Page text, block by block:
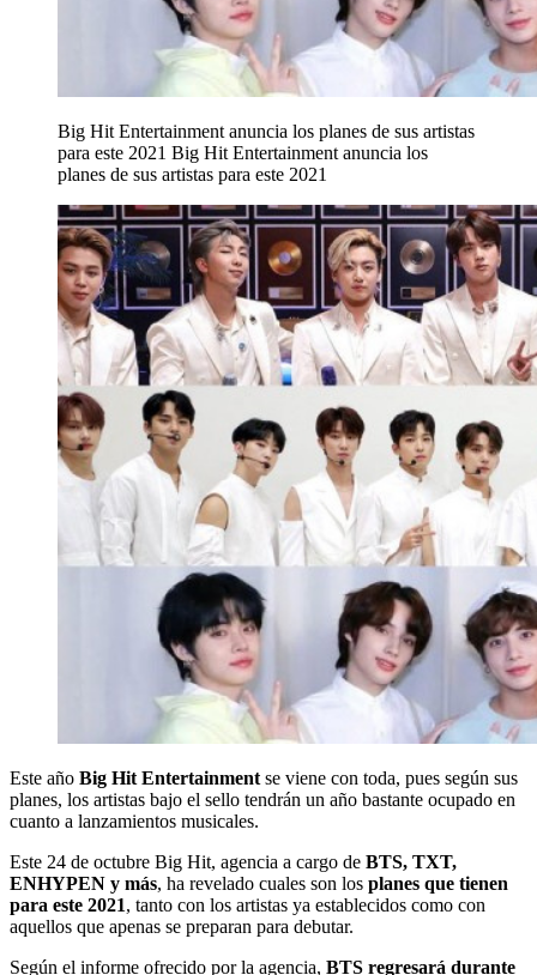
Big Hit Entertainment anuncia los planes de sus artistas
para este 2021 Big Hit Entertainment anuncia los
planes de sus artistas para este 2021
Este año Big Hit Entertainment se viene con toda, pues según sus
planes, los artistas bajo el sello tendrán un año bastante ocupado en
cuanto a lanzamientos musicales.
Este 24 de octubre Big Hit, agencia a cargo de BTS, TXT,
ENHYPEN y más, ha revelado cuales son los planes que tienen
para este 2021, tanto con los artistas ya establecidos como con
aquellos que apenas se preparan para debutar.
Según el informe ofrecido por la agencia, BTS regresará durante